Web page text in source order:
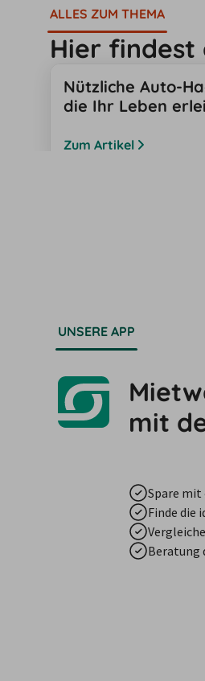
ALLES ZUM THEMA
Hier findest
Nützliche Auto-
die Ihr Leben
Zum Artikel
UNSERE APP
mit
Spare mit
Finde die
Beratung